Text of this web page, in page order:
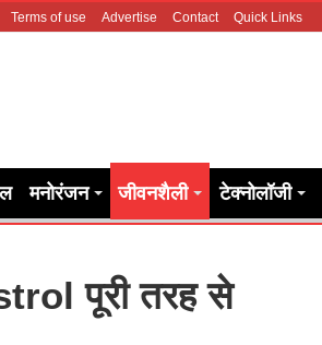
Terms of use Advertise Contact Quick Links
मनोरंजन जीवनशैली टेक्नोलॉजी
पूरी तरह से